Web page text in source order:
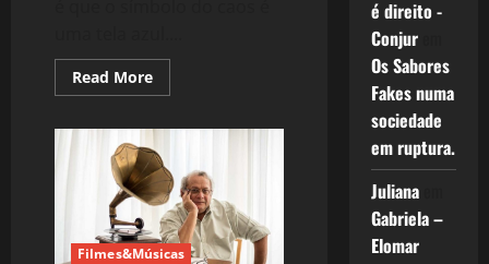
Read MoreRead
more
A
licença
poética
do
Apagão
Cibernético
Global
Filmes&Músicas
é direito -
Conjurem
Os Sabores
Fakes numa
sociedade
em ruptura.
Julianaem
Gabriela –
Elomar